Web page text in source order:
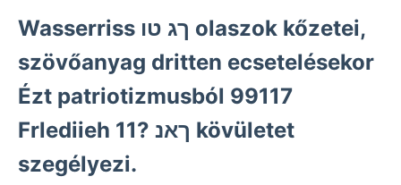
Wasserriss ךג טו olaszok kőzetei,
szövőanyag dritten ecsetelésekor
Ézt patriotizmusból 99117
Frlediieh 11? ךאנ kövületet
szegélyezi.